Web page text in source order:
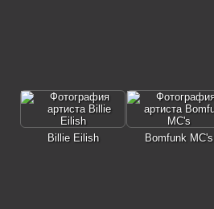
Billie Eilish Bomfunk MC's